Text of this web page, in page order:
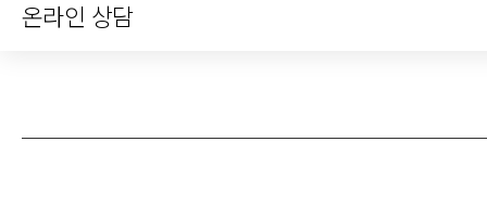
온라인 상담